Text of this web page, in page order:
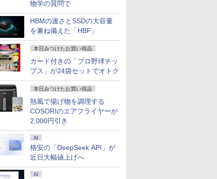
物学の質問で
HBMの速さとSSDの大容量
を兼ね備えた「HBF」
本日みつけたお買い得品
カード付きの「プロ野球チッ
プス」が24袋セットでオトク
本日みつけたお買い得品
熱風で揚げ物を調理する
COSORIのエアフライヤーが
2,000円引き
AI
格安の「DeepSeek API」が
近日大幅値上げへ
AI